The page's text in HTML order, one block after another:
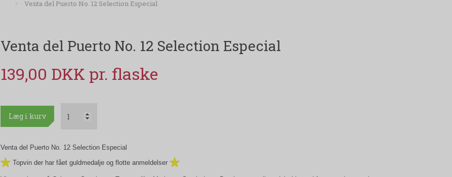
Venta del Puerto No. 12 Selection Especial
Venta del Puerto No. 12 Selection Especial
139,00 DKK
Læg i kurv
Venta del Puerto No. 12 Selection Especial
Topvin der har fået guldmedalje og flotte anmeldelser